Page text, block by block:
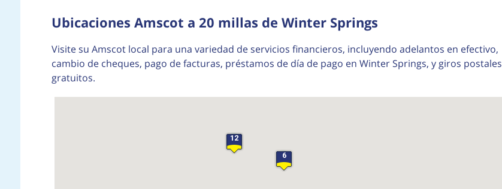
Ubicaciones Amscot a 20 millas de Winter Springs
Visite su Amscot local para una variedad de servicios financieros, incluyendo adelantos en efectivo,
cambio de cheques, pago de facturas, préstamos de día de pago en Winter Springs, y giros postales
gratuitos.
6
12
32
36